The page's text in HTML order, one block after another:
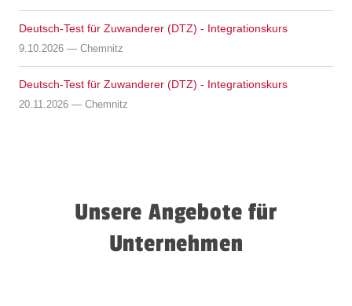
Deutsch-Test für Zuwanderer (DTZ) - Integrationskurs
9.10.2026 — Chemnitz
Deutsch-Test für Zuwanderer (DTZ) - Integrationskurs
20.11.2026 — Chemnitz
Unsere Angebote für
Unternehmen